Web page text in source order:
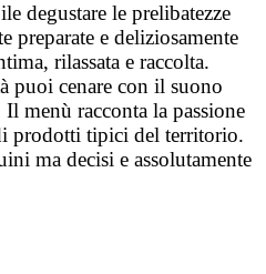
degustare le prelibatezze
preparate e deliziosamente
rilassata e raccolta.
puoi cenare con il suono
menù racconta la passione
prodotti tipici del territorio.
ma decisi e assolutamente